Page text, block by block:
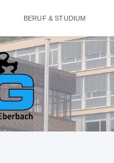
BERUF & STUDIUM